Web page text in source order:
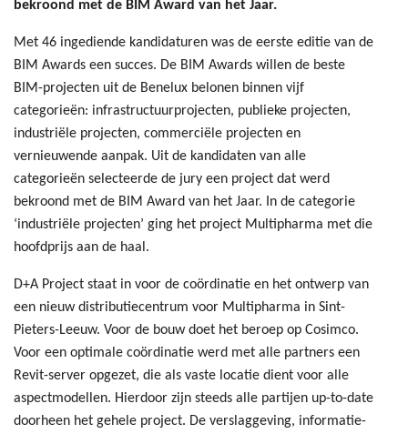
bekroond met de BIM Award van het Jaar.
Met 46 ingediende kandidaturen was de eerste editie van de
BIM Awards een succes. De BIM Awards willen de beste
BIM-projecten uit de Benelux belonen binnen vijf
categorieën: infrastructuurprojecten, publieke projecten,
industriële projecten, commerciële projecten en
vernieuwende aanpak. Uit de kandidaten van alle
categorieën selecteerde de jury een project dat werd
bekroond met de BIM Award van het Jaar. In de categorie
‘industriële projecten’ ging het project Multipharma met die
hoofdprijs aan de haal.
D+A Project staat in voor de coördinatie en het ontwerp van
een nieuw distributiecentrum voor Multipharma in Sint-
Pieters-Leeuw. Voor de bouw doet het beroep op Cosimco.
Voor een optimale coördinatie werd met alle partners een
Revit-server opgezet, die als vaste locatie dient voor alle
aspectmodellen. Hierdoor zijn steeds alle partijen up-to-date
doorheen het gehele project. De verslaggeving, informatie-